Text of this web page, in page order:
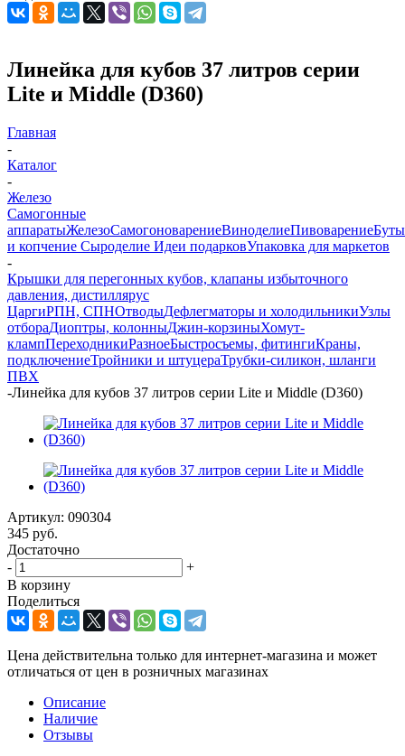
Линейка для кубов 37 литров серии
Lite и Middle (D360)
Главная
-
Каталог
-
Железо
Самогонные
аппаратыЖелезоСамогоноварениеВиноделиеПивоварение
и копчение Сыроделие Идеи подарковУпаковка для маркетов
-
Крышки для перегонных кубов, клапаны избыточного
давления, дистиллярус
ЦаргиРПН, СПНОтводыДефлегматоры и холодильникиУзлы
отбораДиоптры, колонныДжин-корзиныХомут-
клампПереходникиРазноеБыстросъемы, фитингиКраны,
подключениеТройники и штуцераТрубки-силикон, шланги
ПВХ
-Линейка для кубов 37 литров серии Lite и Middle (D360)
Артикул: 090304
345 руб.
Достаточно
-
+
В корзину
Поделиться
Цена действительна только для интернет-магазина и может
отличаться от цен в розничных магазинах
Описание
Наличие
Отзывы